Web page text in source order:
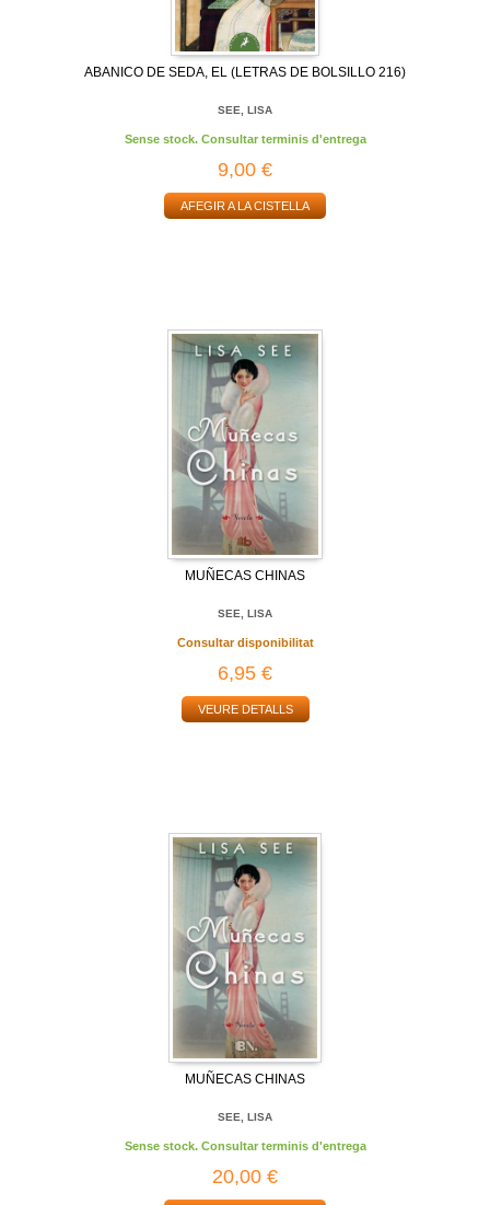
ABANICO DE SEDA, EL (LETRAS DE BOLSILLO 216)
SEE, LISA
Sense stock. Consultar terminis d'entrega
9,00 €
AFEGIR A LA CISTELLA
MUÑECAS CHINAS
SEE, LISA
Consultar disponibilitat
6,95 €
VEURE DETALLS
MUÑECAS CHINAS
SEE, LISA
Sense stock. Consultar terminis d'entrega
20,00 €